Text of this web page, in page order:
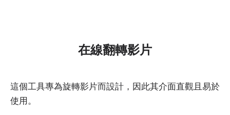
在線翻轉影片
這個工具專為旋轉影片而設計，因此其介面直觀且易於
使用。